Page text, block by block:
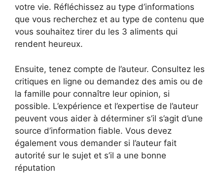
votre vie. Réfléchissez au type d’informations
que vous recherchez et au type de contenu que
vous souhaitez tirer du les 3 aliments qui
rendent heureux.
Ensuite, tenez compte de l’auteur. Consultez les
critiques en ligne ou demandez des amis ou de
la famille pour connaître leur opinion, si
possible. L’expérience et l’expertise de l’auteur
peuvent vous aider à déterminer s’il s’agit d’une
source d’information fiable. Vous devez
également vous demander si l’auteur fait
autorité sur le sujet et s’il a une bonne
réputation